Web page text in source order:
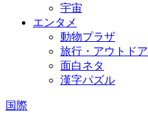
宇宙
エンタメ
動物プラザ
旅行・アウトドア
面白ネタ
漢字パズル
国際